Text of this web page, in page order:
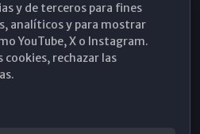
y de terceros para fines
analíticos y para mostrar
YouTube, X o Instagram.
cookies, rechazar las